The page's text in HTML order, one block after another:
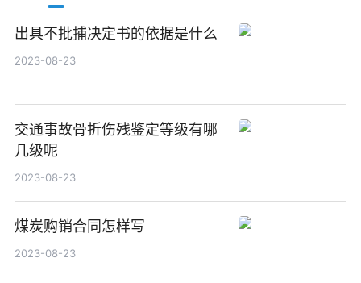
出具不批捕决定书的依据是什么
2023-08-23
交通事故骨折伤残鉴定等级有哪
几级呢
2023-08-23
煤炭购销合同怎样写
2023-08-23